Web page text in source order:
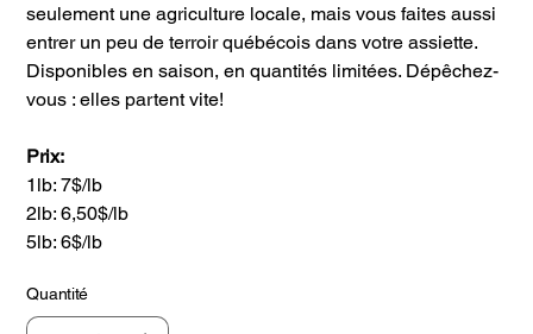
seulement une agriculture locale, mais vous faites aussi
entrer un peu de terroir québécois dans votre assiette.
Disponibles en saison, en quantités limitées. Dépêchez-
vous : elles partent vite!
Prix:
1lb: 7$/lb
2lb: 6,50$/lb
5lb: 6$/lb
Quantité